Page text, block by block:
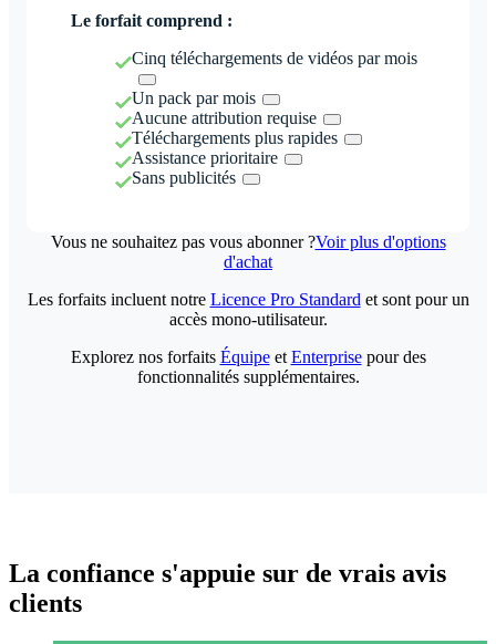
Le forfait comprend :
Cinq téléchargements de vidéos par mois
Un pack par mois
Aucune attribution requise
Téléchargements plus rapides
Assistance prioritaire
Sans publicités
Vous ne souhaitez pas vous abonner ?Voir plus d'options
d'achat
Les forfaits incluent notre Licence Pro Standard et sont pour un
accès mono-utilisateur.
Explorez nos forfaits Équipeet Enterprisepour des
fonctionnalités supplémentaires.
La confiance s'appuie sur de vrais avis
clients